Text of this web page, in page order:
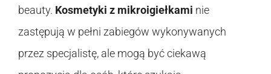
beauty. Kosmetyki z mikroigiełkami nie
zastępują w pełni zabiegów wykonywanych
przez specjalistę, ale mogą być ciekawą